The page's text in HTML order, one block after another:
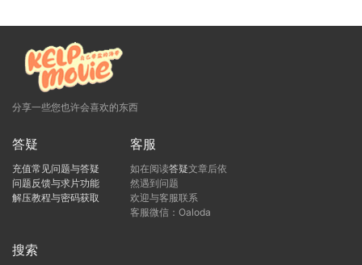
分享一些您也许会喜欢的东西
答疑
充值常见问题与答疑
问题反馈与求片功能
解压教程与密码获取
客服
如在阅读答疑文章后依
然遇到问题
欢迎与客服联系
客服微信：Oaloda
搜索